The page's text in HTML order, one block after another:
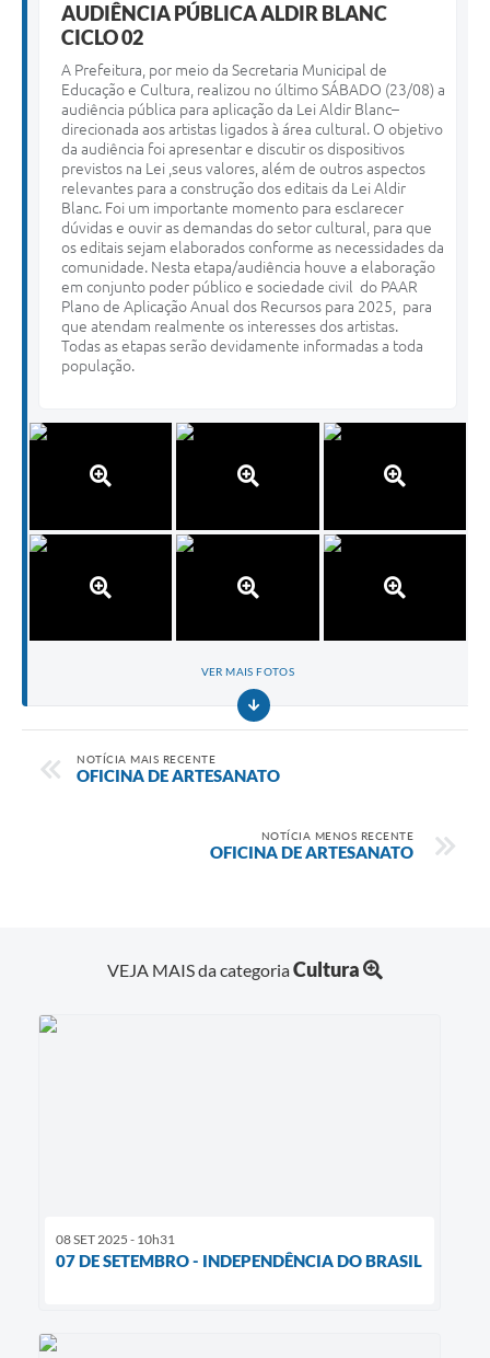
AUDIÊNCIA PÚBLICA ALDIR BLANC
CICLO 02
A Prefeitura, por meio da Secretaria Municipal de
Educação e Cultura, realizou no último SÁBADO (23/08) a
audiência pública para aplicação da Lei Aldir Blanc–
direcionada aos artistas ligados à área cultural. O objetivo
da audiência foi apresentar e discutir os dispositivos
previstos na Lei ,seus valores, além de outros aspectos
relevantes para a construção dos editais da Lei Aldir
Blanc. Foi um importante momento para esclarecer
dúvidas e ouvir as demandas do setor cultural, para que
os editais sejam elaborados conforme as necessidades da
comunidade. Nesta etapa/audiência houve a elaboração
em conjunto poder público e sociedade civil do PAAR
Plano de Aplicação Anual dos Recursos para 2025, para
que atendam realmente os interesses dos artistas.
Todas as etapas serão devidamente informadas a toda
população.
VER MAIS FOTOS
NOTÍCIA MAIS RECENTE
OFICINA DE ARTESANATO
NOTÍCIA MENOS RECENTE
OFICINA DE ARTESANATO
VEJA MAIS da categoriaCultura
08 SET 2025 - 10h31
07 DE SETEMBRO - INDEPENDÊNCIA DO BRASIL